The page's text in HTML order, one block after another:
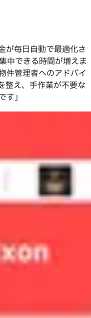
が毎日自動で最適化さ
中できる時間が増えま
件管理者へのアドバイ
整え、手作業が不要な
」